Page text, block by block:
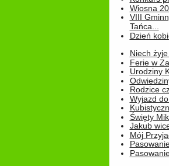
Wiosna
VIII
Tańca...
Dzień
Niech
Ferie w
Urodziny
Rodzice
Wyjazd
Święty
Jakub
Mój